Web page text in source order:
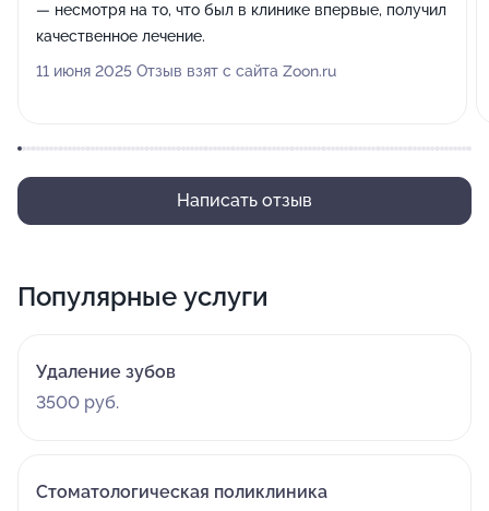
— несмотря на то, что был в клинике впервые, получил
качественное лечение.
11 июня 2025 Отзыв взят с сайта Zoon.ru
Написать отзыв
Популярные услуги
Удаление зубов
3500 руб.
Стоматологическая поликлиника